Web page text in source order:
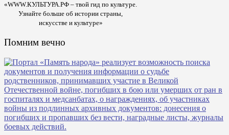
«WWW.КУЛЬТУРА.РФ – твой гид по культуре.
Узнайте больше об истории страны,
искусстве и культуре»
Помним вечно